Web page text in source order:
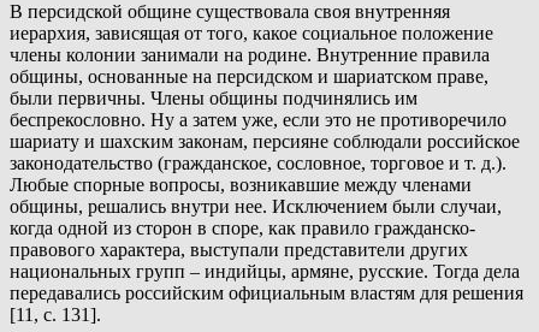
В персидской общине существовала своя внутренняя
иерархия, зависящая от того, какое социальное положение
члены колонии занимали на родине. Внутренние правила
общины, основанные на персидском и шариатском праве,
были первичны. Члены общины подчинялись им
беспрекословно. Ну а затем уже, если это не противоречило
шариату и шахским законам, персияне соблюдали российское
законодательство (гражданское, сословное, торговое и т. д.).
Любые спорные вопросы, возникавшие между членами
общины, решались внутри нее. Исключением были случаи,
когда одной из сторон в споре, как правило гражданско-
правового характера, выступали представители других
национальных групп – индийцы, армяне, русские. Тогда дела
передавались российским официальным властям для решения
[11, с. 131].